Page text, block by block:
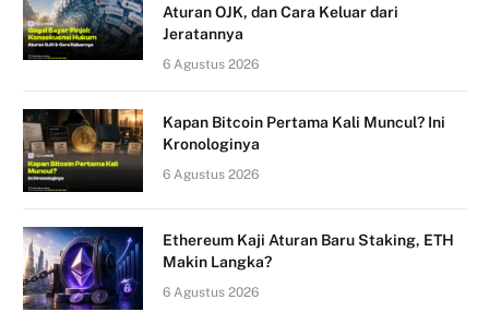
Aturan OJK, dan Cara Keluar dari
Jeratannya
6 Agustus 2026
Kapan Bitcoin Pertama Kali Muncul? Ini
Kronologinya
6 Agustus 2026
Ethereum Kaji Aturan Baru Staking, ETH
Makin Langka?
6 Agustus 2026